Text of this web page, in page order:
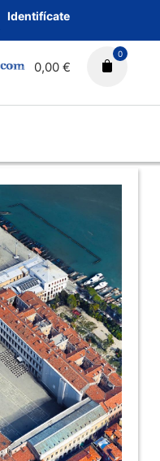
Identifícate
0,00 €
0